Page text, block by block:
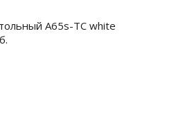
A65s-TC white